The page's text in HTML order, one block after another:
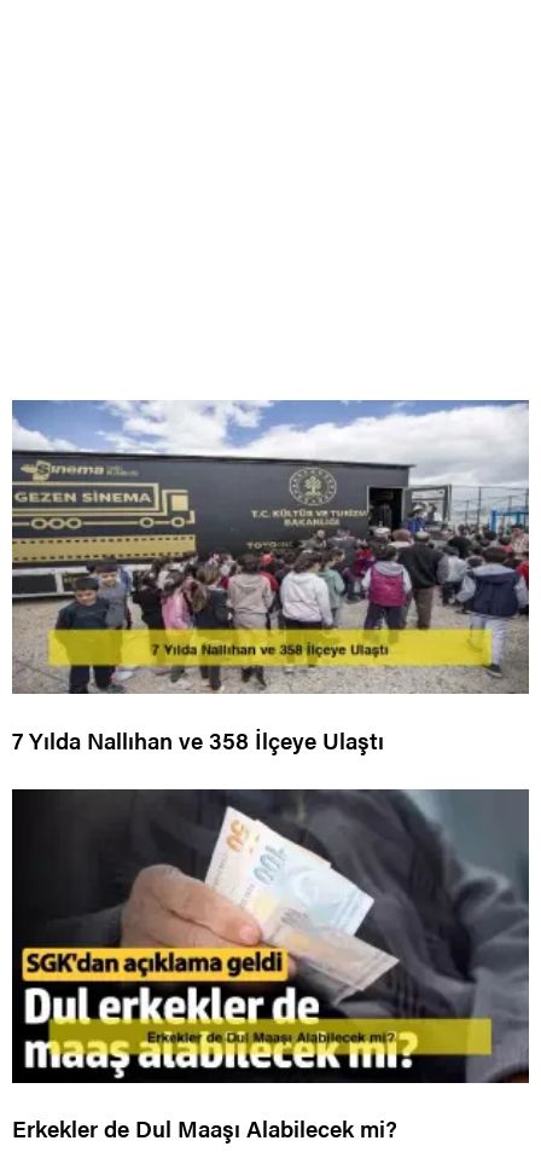
7 Yılda Nallıhan ve 358 İlçeye Ulaştı
Erkekler de Dul Maaşı Alabilecek mi?